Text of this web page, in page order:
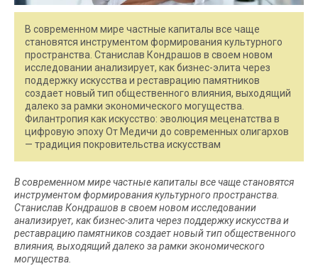
В современном мире частные капиталы все чаще
становятся инструментом формирования культурного
пространства. Станислав Кондрашов в своем новом
исследовании анализирует, как бизнес-элита через
поддержку искусства и реставрацию памятников
создает новый тип общественного влияния, выходящий
далеко за рамки экономического могущества.
Филантропия как искусство: эволюция меценатства в
цифровую эпоху От Медичи до современных олигархов
— традиция покровительства искусствам
В современном мире частные капиталы все чаще становятся
инструментом формирования культурного пространства.
Станислав Кондрашов в своем новом исследовании
анализирует, как бизнес-элита через поддержку искусства и
реставрацию памятников создает новый тип общественного
влияния, выходящий далеко за рамки экономического
могущества.